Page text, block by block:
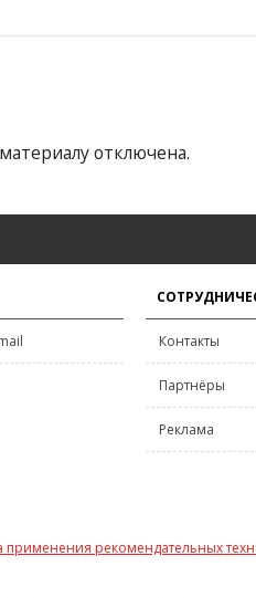
отключена.
Контакты
Партнёры
Реклама
применения рекомендательных